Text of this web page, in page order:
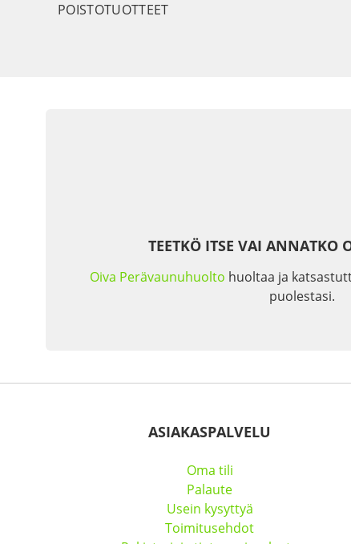
POISTOTUOTTEET
TEETKÖ ITSE VAI ANNATKO
Oiva Perävaunuhuolto huoltaa ja
puolestasi.
ASIAKASPALVELU
Oma tili
Palaute
Usein kysyttyä
Toimitusehdot